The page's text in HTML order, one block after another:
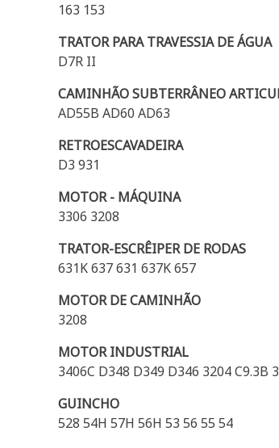
163 153
TRATOR PARA TRAVESSIA DE ÁGUA
D7R II
CAMINHÃO SUBTERRÂNEO
AD55B AD60 AD63
RETROESCAVADEIRA
D3 931
MOTOR - MÁQUINA
3306 3208
TRATOR-ESCRÊIPER DE RODAS
631K 637 631 637K 657
MOTOR DE CAMINHÃO
3208
MOTOR INDUSTRIAL
3406C D348 D349 D346 3204 C9.3B
GUINCHO
528 54H 57H 56H 53 56 55 54